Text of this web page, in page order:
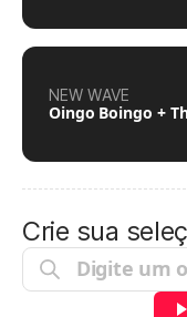
NEW WAVE
Oingo Boingo +
Crie sua